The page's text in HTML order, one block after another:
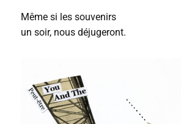
Même si les souvenirs
un soir, nous déjugeront.